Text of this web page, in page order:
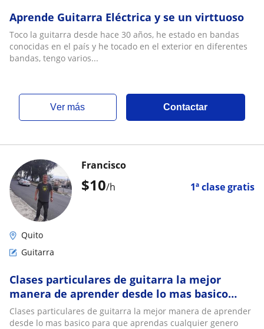
Aprende Guitarra Eléctrica y se un virttuoso
Toco la guitarra desde hace 30 años, he estado en bandas
conocidas en el país y he tocado en el exterior en diferentes
bandas, tengo varios...
ver más Contactar
$10/h 1ª clase gratis
Francisco
Quito
Guitarra
Clases particulares de guitarra la mejor
manera de aprender desde lo mas basico
para que aprendas cualquier genero
Clases particulares de guitarra la mejor manera de aprender
desde lo mas basico para que aprendas cualquier genero